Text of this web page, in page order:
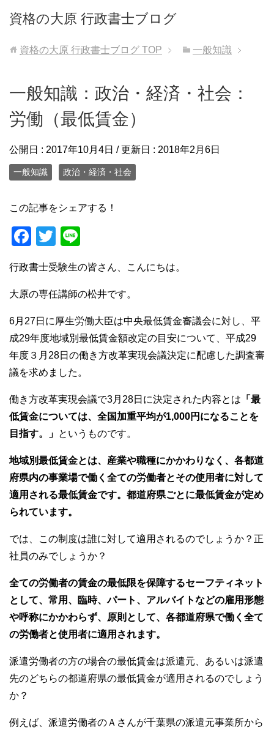
資格の大原 行政書士ブログ
資格の大原 行政書士ブログ TOP 一般知識
一般知識：政治・経済・社会：
労働（最低賃金）
公開日 : 2017年10月4日 / 更新日 : 2018年2月6日
一般知識 政治・経済・社会
この記事をシェアする！
F
a
c
e
b
o
o
k
T
wi
tt
er
e
行政書士受験生の皆さん、こんにちは。
大原の専任講師の松井です。
6月27日に厚生労働大臣は中央最低賃金審議会に対し、平
成29年度地域別最低賃金額改定の目安について、平成29
年度３月28日の働き方改革実現会議決定に配慮した調査審
議を求めました。
働き方改革実現会議で3月28日に決定された内容とは 「最
低賃金については、全国加重平均が1,000円になることを
目指す。」 というものです。
地域別最低賃金とは、産業や職種にかかわりなく、各都道
府県内の事業場で働く全ての労働者とその使用者に対して
適用される最低賃金です。都道府県ごとに最低賃金が定め
られています。
では、この制度は誰に対して適用されるのでしょうか？正
社員のみでしょうか？
全ての労働者の賃金の最低限を保障するセーフティネット
として、常用、臨時、パート、アルバイトなどの雇用形態
や呼称にかかわらず、原則として、各都道府県で働く全て
の労働者と使用者に適用されます。
派遣労働者の方の場合の最低賃金は派遣元、あるいは派遣
先のどちらの都道府県の最低賃金が適用されるのでしょう
か？
例えば、派遣労働者のＡさんが千葉県の派遣元事業所から